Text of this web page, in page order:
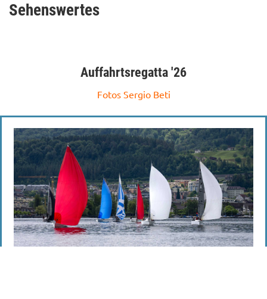
Sehenswertes
Auffahrtsregatta '26
Fotos Sergio Beti